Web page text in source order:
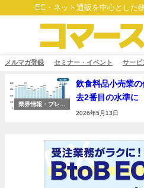
EC・ネット通販を中心とした
メルマガ登録 セミナー・イベント サービ
業界情報・プレス
飲食料品小売業
去2番目の水準に
2026年5月13日